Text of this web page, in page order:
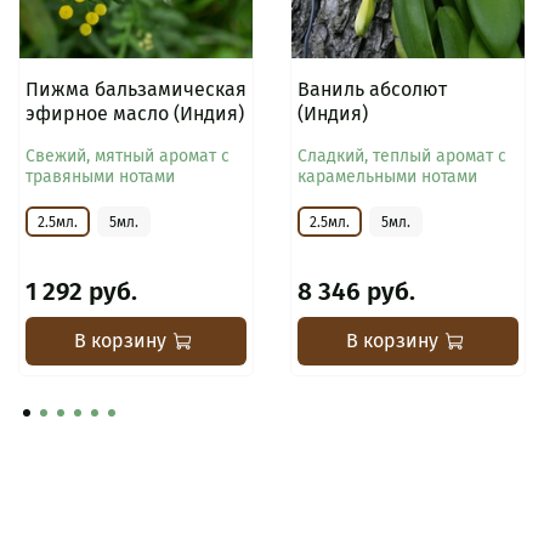
Пижма бальзамическая
эфирное масло (Индия)
Свежий, мятный аромат с
травяными нотами
2.5мл. 5мл.
1 292 руб.
В корзину
Ваниль абсолют
(Индия)
Сладкий, теплый аромат с
карамельными нотами
2.5мл. 5мл.
8 346 руб.
В корзину